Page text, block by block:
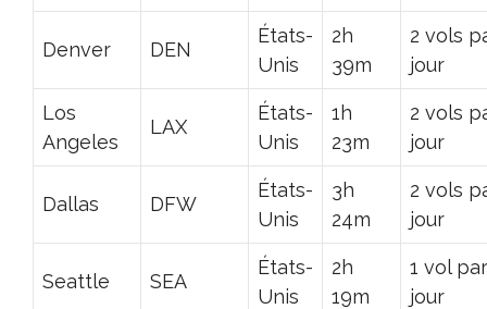
Denver DEN
États-
Unis
2h
39m
2 vols
jour
Los
Angeles
LAX
États-
Unis
1h
23m
2 vols
jour
Dallas DFW
États-
Unis
3h
24m
2 vols
jour
Seattle SEA
États-
Unis
2h
19m
1 vol par
jour